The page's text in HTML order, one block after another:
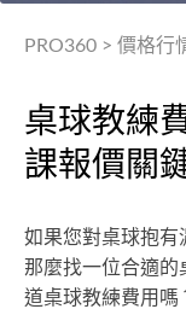
PRO360 > 價格行
桌球教練
課報價關
如果您對桌球抱有
那麼找一位合適的
道桌球教練費用嗎